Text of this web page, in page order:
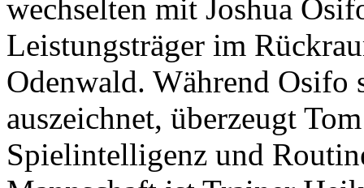
wechselten mit Joshua
Leistungsträger im
Odenwald. Während Osifo
auszeichnet, überzeugt
Spielintelligenz und